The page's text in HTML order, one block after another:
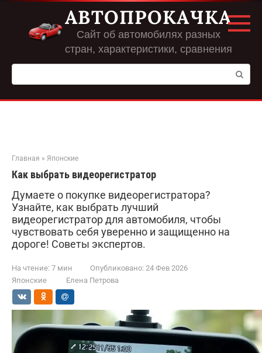
Перейти
контенту
АВТОПРОКАЧКА
Сайт об автомобилях разных
стран, характеристики, сравнения
Поиск:
Главная » Японские
Как выбрать видеорегистратор
Думаете о покупке видеорегистратора?
Узнайте, как выбрать лучший
видеорегистратор для автомобиля, чтобы
чувствовать себя уверенно и защищенно на
дороге! Советы экспертов.
На чтение: 7 мин Опубликовано: 24 Фев 2026
Японские
Елена Петрова